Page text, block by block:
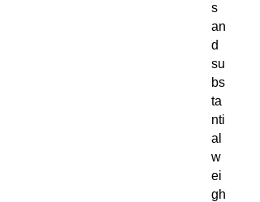
s
an
d
su
bs
ta
nti
al
w
ei
gh